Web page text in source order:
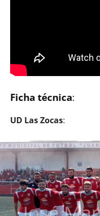
Ficha técnica:
UD Las Zocas: